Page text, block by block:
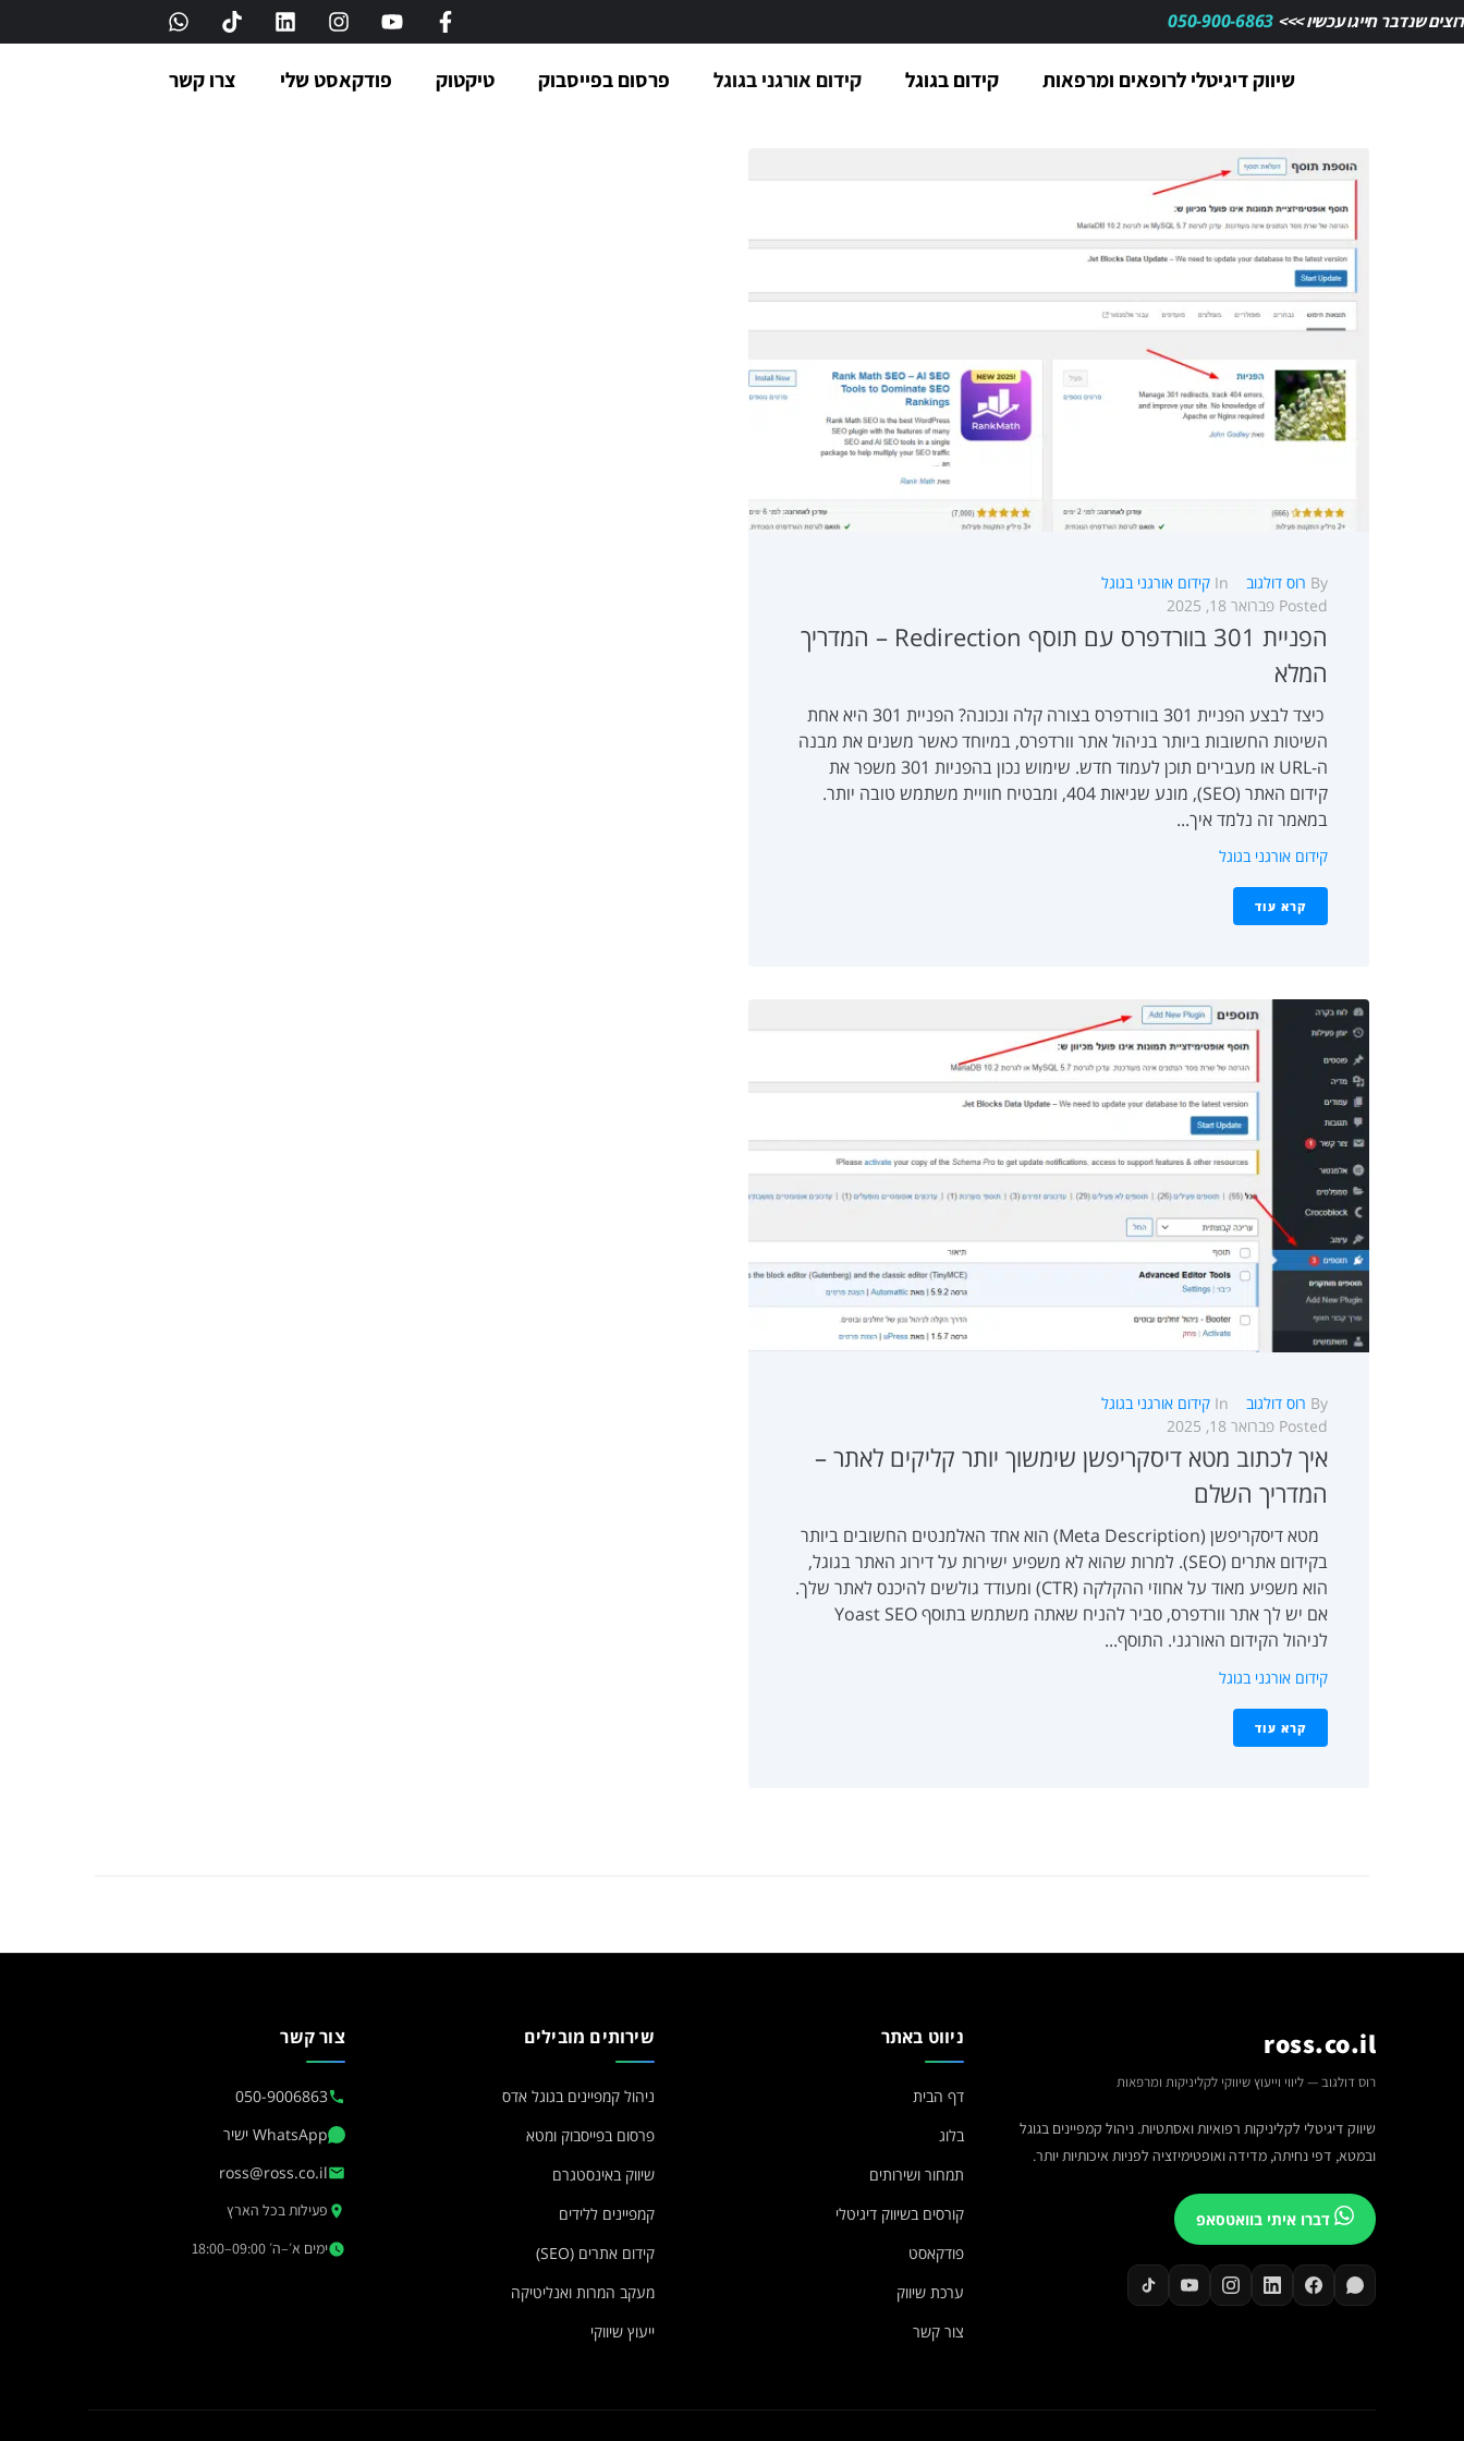
רוצים שנדבר חייגו עכשיו >>>
שיווק דיגיטלי לרופאים ומרפאות קידום בגוגל קידום אורגני בגוגל פרסום בפייסבוק טיקטוק פודקאסט שלי צרו קשר
By רוס דולגוב In קידום אורגני בגוגל
Posted פברואר 18, 2025
הפניית 301 בוורדפרס עם תוסף Redirection – המדריך
המלא
כיצד לבצע הפניית 301 בוורדפרס בצורה קלה ונכונה? הפניית 301 היא אחת
השיטות החשובות ביותר בניהול אתר וורדפרס, במיוחד כאשר משנים את מבנה
ה-URL או מעבירים תוכן לעמוד חדש. שימוש נכון בהפניות 301 משפר את
קידום האתר (SEO), מונע שגיאות 404, ומבטיח חוויית משתמש טובה יותר.
במאמר זה נלמד איך...
קידום אורגני בגוגל
קרא עוד
By רוס דולגוב In קידום אורגני בגוגל
Posted פברואר 18, 2025
איך לכתוב מטא דיסקריפשן שימשוך יותר קליקים לאתר –
המדריך השלם
מטא דיסקריפשן (Meta Description) הוא אחד האלמנטים החשובים ביותר
בקידום אתרים (SEO). למרות שהוא לא משפיע ישירות על דירוג האתר בגוגל,
הוא משפיע מאוד על אחוזי ההקלקה (CTR) ומעודד גולשים להיכנס לאתר שלך.
אם יש לך אתר וורדפרס, סביר להניח שאתה משתמש בתוסף Yoast SEO
לניהול הקידום האורגני. התוסף...
קידום אורגני בגוגל
קרא עוד
ross.co.il
רוס דולגוב — ליווי וייעוץ שיווקי לקליניקות ומרפאות
שיווק דיגיטלי לקליניקות רפואיות ואסתטיות. ניהול קמפיינים בגוגל
ובמטא, דפי נחיתה, מדידה ואופטימיזציה לפניות איכותיות יותר.
דברו איתי בוואטסאפ
ניווט באתר
דף הבית
בלוג
תמחור ושירותים
קורסים בשיווק דיגיטלי
פודקאסט
ערכת שיווק
צור קשר
שירותים מובילים
ניהול קמפיינים בגוגל אדס
פרסום בפייסבוק ומטא
שיווק באינסטגרם
קמפיינים ללידים
קידום אתרים (SEO)
מעקב המרות ואנליטיקה
ייעוץ שיווקי
צור קשר
050-9006863
WhatsApp ישיר
ross@ross.co.il
פעילות בכל הארץ
ימים א׳–ה׳ 09:00–18:00